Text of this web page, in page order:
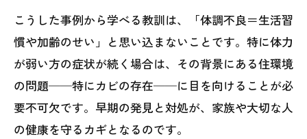
こうした事例から学べる教訓は、「体調不良＝生活習
慣や加齢のせい」と思い込まないことです。特に体力
が弱い方の症状が続く場合は、その背景にある住環境
の問題──特にカビの存在──に目を向けることが必
要不可欠です。早期の発見と対処が、家族や大切な人
の健康を守るカギとなるのです。